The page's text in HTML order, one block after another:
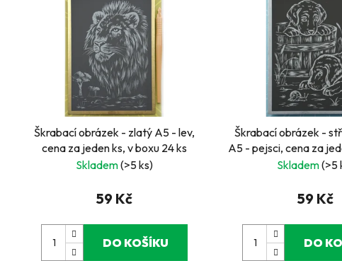
Škrabací obrázek - zlatý A5 - lev,
cena za jeden ks, v boxu 24 ks
Skladem(>5 ks)
59 Kč
DO KOŠÍKU
Škrabací obrázek -
A5 - pejsci, cena za
24 ks
Skladem(>5
59 Kč
DO